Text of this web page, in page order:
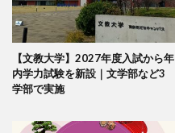
【文教大学】2027年度入試から年
内学力試験を新設｜文学部など3
学部で実施